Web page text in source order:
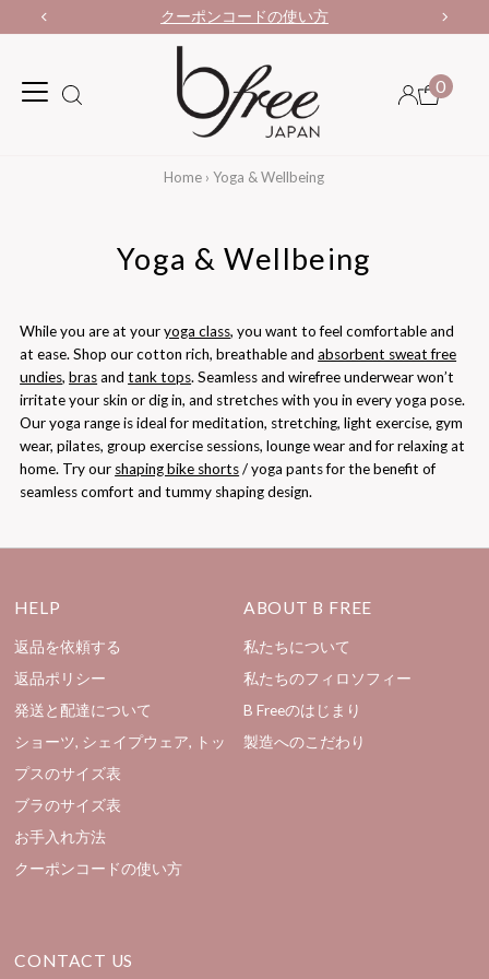
クーポンコードの使い方
0
Home › Yoga & Wellbeing
Yoga & Wellbeing
While you are at youryoga class, you want to feel comfortable and
at ease. Shop our cotton rich, breathable andabsorbent sweat free
undies,brasandtank tops. Seamless and wirefree underwear won’t
irritate your skin or dig in, and stretches with you in every yoga pose.
Our yoga range is ideal for meditation, stretching, light exercise, gym
wear, pilates, group exercise sessions, lounge wear and for relaxing at
home. Try our shaping bike shorts/ yoga pants for the benefit of
seamless comfort and tummy shaping design.
HELP
返品を依頼する
返品ポリシー
発送と配達について
ショーツ, シェイプウェア, トッ
プスのサイズ表
ブラのサイズ表
お手入れ方法
クーポンコードの使い方
ABOUT B FREE
私たちについて
私たちのフィロソフィー
B Freeのはじまり
製造へのこだわり
CONTACT US